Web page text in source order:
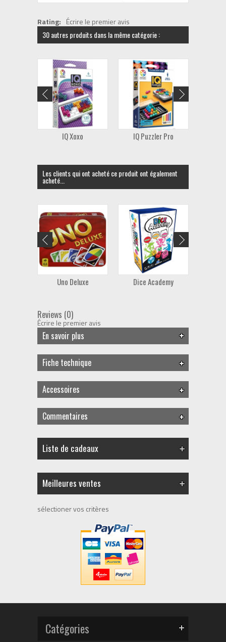
Rating: Écrire le premier avis
30 autres produits dans la même catégorie :
IQ Xoxo IQ Puzzler Pro
Les clients qui ont acheté ce produit ont également
acheté...
Uno Deluxe Dice Academy
Reviews (0)
Écrire le premier avis
En savoir plus
Fiche technique
Accessoires
Commentaires
Liste de cadeaux
Meilleures ventes
sélectioner vos critères
Catégories